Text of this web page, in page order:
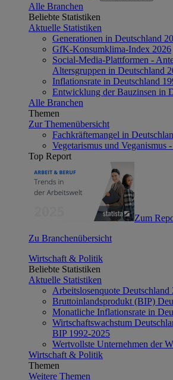
Alle Branchen
Beliebte Statistiken
Aktuelle Statistiken
Generationen in Deutschland
GfK-Konsumklima-Index 2026
Social-Media-Plattformen -
Altersgruppen in Deutschland
Inflationsrate in Deutschland
Entwicklung der Bauzinsen in
Alle Branchen
Themen
Zur Themenübersicht
Fachkräftemangel in
Vegetarismus und Veganismus
Top Report
Zum
Zu Branchenübersicht
Wirtschaft & Politik
Beliebte Statistiken
Aktuelle Statistiken
Arbeitslosenquote Deutschland
Bruttoinlandsprodukt (BIP)
Monatliche Inflationsrate in
Wirtschaftswachstum
BIP 1992-2025
Wertvollste Unternehmen der
Wirtschaft & Politik
Themen
Weitere Themen